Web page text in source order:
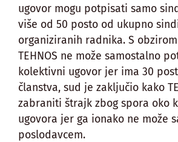
ugovor mogu potpisati samo
više od 50 posto od ukupno
organiziranih radnika. S
TEHNOS ne može samostalno
kolektivni ugovor jer ima 30
članstva, sud je zaključio kako
zabraniti štrajk zbog spora oko
ugovora jer ga ionako ne može
poslodavcem.